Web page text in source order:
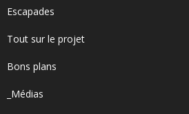
Escapades
Tout sur le projet
Bons plans
_Médias